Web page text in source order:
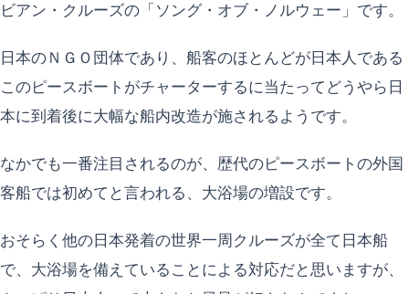
ビアン・クルーズの「ソング・オブ・ノルウェー」です。
日本のＮＧＯ団体であり、船客のほとんどが日本人である
このピースボートがチャーターするに当たってどうやら日
本に到着後に大幅な船内改造が施されるようです。
なかでも一番注目されるのが、歴代のピースボートの外国
客船では初めてと言われる、大浴場の増設です。
おそらく他の日本発着の世界一周クルーズが全て日本船
で、大浴場を備えていることによる対応だと思いますが、